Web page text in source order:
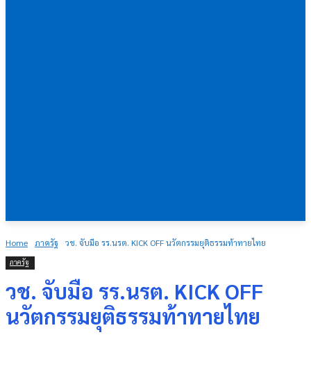
Home ภาครัฐ วช. จับมือ รร.นรต. KICK OFF นวัตกรรมยุติธรรมท้าทายไทย
ภาครัฐ
วช. จับมือ รร.นรต. KICK OFF
นวัตกรรมยุติธรรมท้าทายไทย